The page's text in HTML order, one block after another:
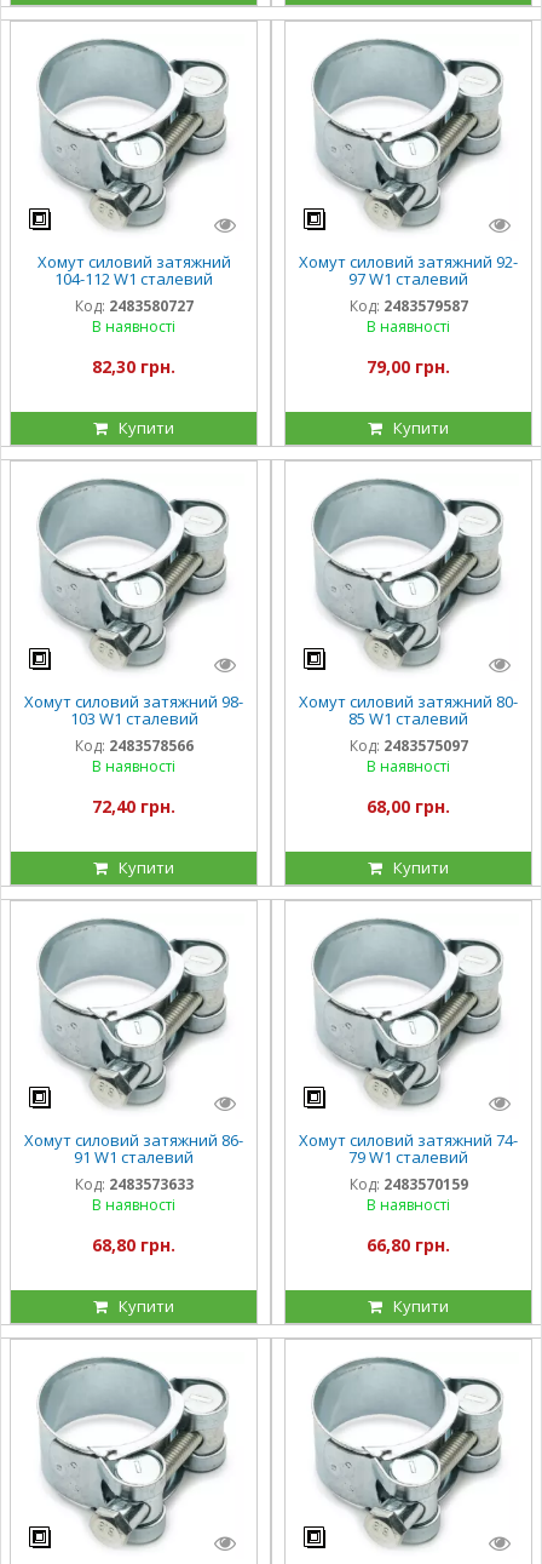
Хомут силовий затяжний
104-112 W1 сталевий
оцинкований
Код: 2483580727
В наявності
82,30 грн.
Купити
Хомут силовий затяжний 92-
97 W1 сталевий
оцинкований
Код: 2483579587
В наявності
79,00 грн.
Купити
Хомут силовий затяжний 98-
103 W1 сталевий
Код: 2483578566
В наявності
72,40 грн.
Купити
Хомут силовий затяжний 80-
85 W1 сталевий
Код: 2483575097
В наявності
68,00 грн.
Купити
Хомут силовий затяжний 86-
91 W1 сталевий
оцинкований
Код: 2483573633
В наявності
68,80 грн.
Купити
Хомут силовий затяжний 74-
79 W1 сталевий
оцинкований
Код: 2483570159
В наявності
66,80 грн.
Купити